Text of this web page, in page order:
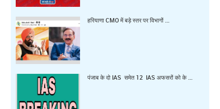
हरियाणा CMO में बड़े स्तर पर विभागों ...
पंजाब के दो IAS समेत 12 IAS अफसरों को के ...